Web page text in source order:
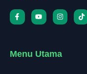
Menu Utama